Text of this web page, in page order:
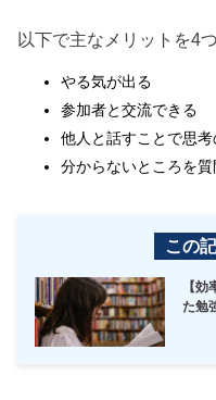
以下で主なメリットを4
やる気が出る
参加者と交流できる
他人と話すことで思
分からないところを質
この
【
た勉